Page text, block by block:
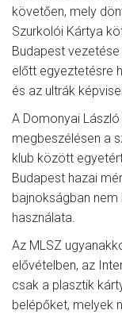
követően, mely
Szurkolói Kártya
Budapest
előtt egyeztetésre
és az ultrák
A Domonyai
megbeszélésen a
klub között
Budapest hazai
bajnokságban
használata.
Az MLSZ
elővételben, az
csak a plasztik
belépőket, melyek